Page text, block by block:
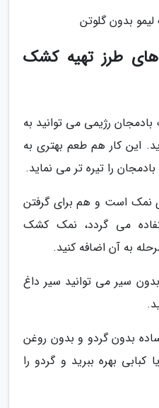
بدون گلوتن
طرز تهیه کشک
رژیمی می توانید به
این کار هم طعم بهتری به
را تیره تر می نماید.
نمک است و هم برای گرفتن
می گردد، نمک کشک
به آن اضافه کنید.
سیر می توانید سیر داغ
بدون گردو و بدون روغن
کبابی بهره ببرید و گردو را